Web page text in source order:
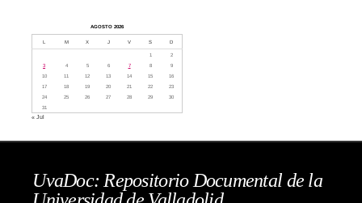
AGOSTO 2026
L M X J V S D
1
2
3
4 5 6 7 8
9
10
11 12 13 14 15
16
17
18 19 20 21 22
23
24
25 26 27 28 29
30
31
« Jul
UvaDoc: Repositorio Documental de la